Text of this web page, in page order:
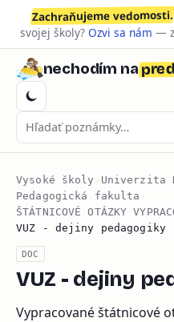
Zachraňujeme vedomosti.
svojej školy? Ozvi sa nám —
nechodím na
Vysoké školy › Univerzita
Pedagogická fakulta ›
ŠTÁTNICOVÉ OTÁZKY
VUZ - dejiny pedagogiky
DOC
VUZ - dejiny
Vypracované štátnicové